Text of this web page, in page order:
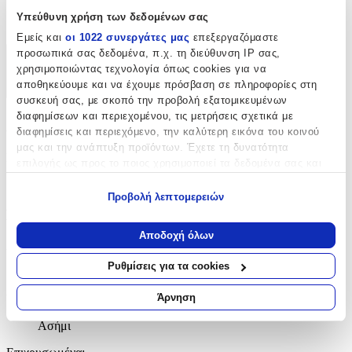
Υπεύθυνη χρήση των δεδομένων σας
Εμείς και οι 1022 συνεργάτες μας επεξεργαζόμαστε
προσωπικά σας δεδομένα, π.χ. τη διεύθυνση IP σας,
χρησιμοποιώντας τεχνολογία όπως cookies για να
αποθηκεύουμε και να έχουμε πρόσβαση σε πληροφορίες στη
συσκευή σας, με σκοπό την προβολή εξατομικευμένων
διαφημίσεων και περιεχομένου, τις μετρήσεις σχετικά με
διαφημίσεις και περιεχόμενο, την καλύτερη εικόνα του κοινού
μας και την ανάπτυξη προϊόντων. Έχετε τη δυνατότητα
Να συλλέξουμε πληροφορίες σχετικά με τη γεωγραφική
σας τοποθεσία, οι οποίες μπορεί να είναι ακριβείς σε
απόσταση μερικών μέτρων
Να αναγνωρίσουμε τη συσκευή σας σαρώνοντας ενεργά
για συγκεκριμένα χαρακτηριστικά (δακτυλικό αποτύπωμα)
Μάθετε περισσότερα σχετικά με τον τρόπο επεξεργασίας των
προσωπικών σας δεδομένων και καθορίστε τις προτιμήσεις σας
Προβολή λεπτομερειών
Αποδοχή όλων
Ρυθμίσεις για τα cookies
Άρνηση
Κρίκοι
Χαρακτηριστικά
+
Χαρακτηριστικά
Κατασκευαστής
Χρώμα Υλικού:
Ασήμι